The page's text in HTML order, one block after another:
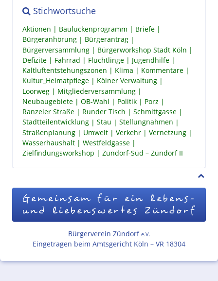
Stichwortsuche
Aktionen Baulückenprogramm
Briefe
Bürgeranhörung
Bürgerantrag
Bürgerversammlung
Bürgerworkshop Stadt Köln
Defizite
Fahrrad Flüchtlinge
Jugendhilfe
Kaltluftentstehungszonen
Klima
Kommentare
Kultur_Heimatpflege
Kölner Verwaltung
Loorweg
Mitgliederversammlung
Neubaugebiete
OB-Wahl Politik
Porz
Ranzeler Straße
Runder Tisch
Schmittgasse
Stadtteilentwicklung
Stau
Stellungnahmen
Straßenplanung
Umwelt Verkehr
Vernetzung
Wasserhaushalt
Westfeldgasse
Zielfindungsworkshop
Zündorf-Süd – Zündorf II
Gemeinsam für ein lebens-
und liebenswertes Zündorf
Bürgerverein Zündorf e.V.
Eingetragen beim Amtsgericht Köln – VR 18304